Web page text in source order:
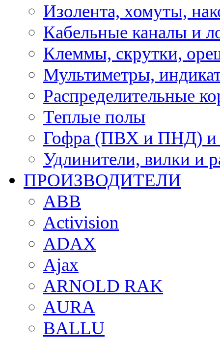
Изолента, хомуты,
Кабельные каналы и
Клеммы, скрутки,
Мультиметры,
Распределительные
Теплые полы
Гофра (ПВХ и ПНД) и
Удлинители, вилки и
ПРОИЗВОДИТЕЛИ
ABB
Activision
ADAX
Ajax
ARNOLD RAK
AURA
BALLU